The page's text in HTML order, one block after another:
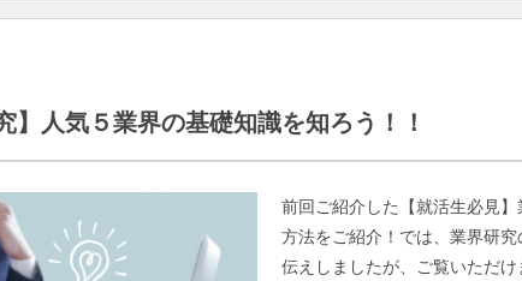
】人気５業界の基礎知識を知ろう！！
前回ご紹介した【就活生必見
方法をご紹介！では、業界研
伝えしましたが、ご覧いただ